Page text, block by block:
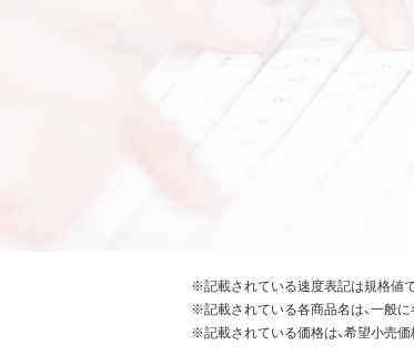
※記載されている速度表記は規格値
※記載されている各商品名は、一般
※記載されている価格は、希望小売価